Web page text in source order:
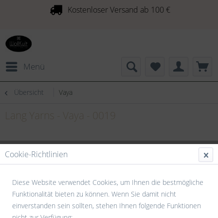
Kostenloser Versand ab 100 €
Menü
Übersicht Vaya
Cookie-Richtlinien
Diese Website verwendet Cookies, um Ihnen die bestmögliche
Funktionalität bieten zu können. Wenn Sie damit nicht
einverstanden sein sollten, stehen Ihnen folgende Funktionen